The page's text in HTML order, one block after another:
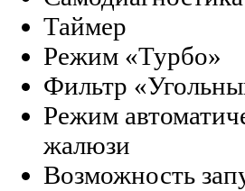
Таймер
Режим «Турбо»
Фильтр
Режим
жалюзи
Возможность